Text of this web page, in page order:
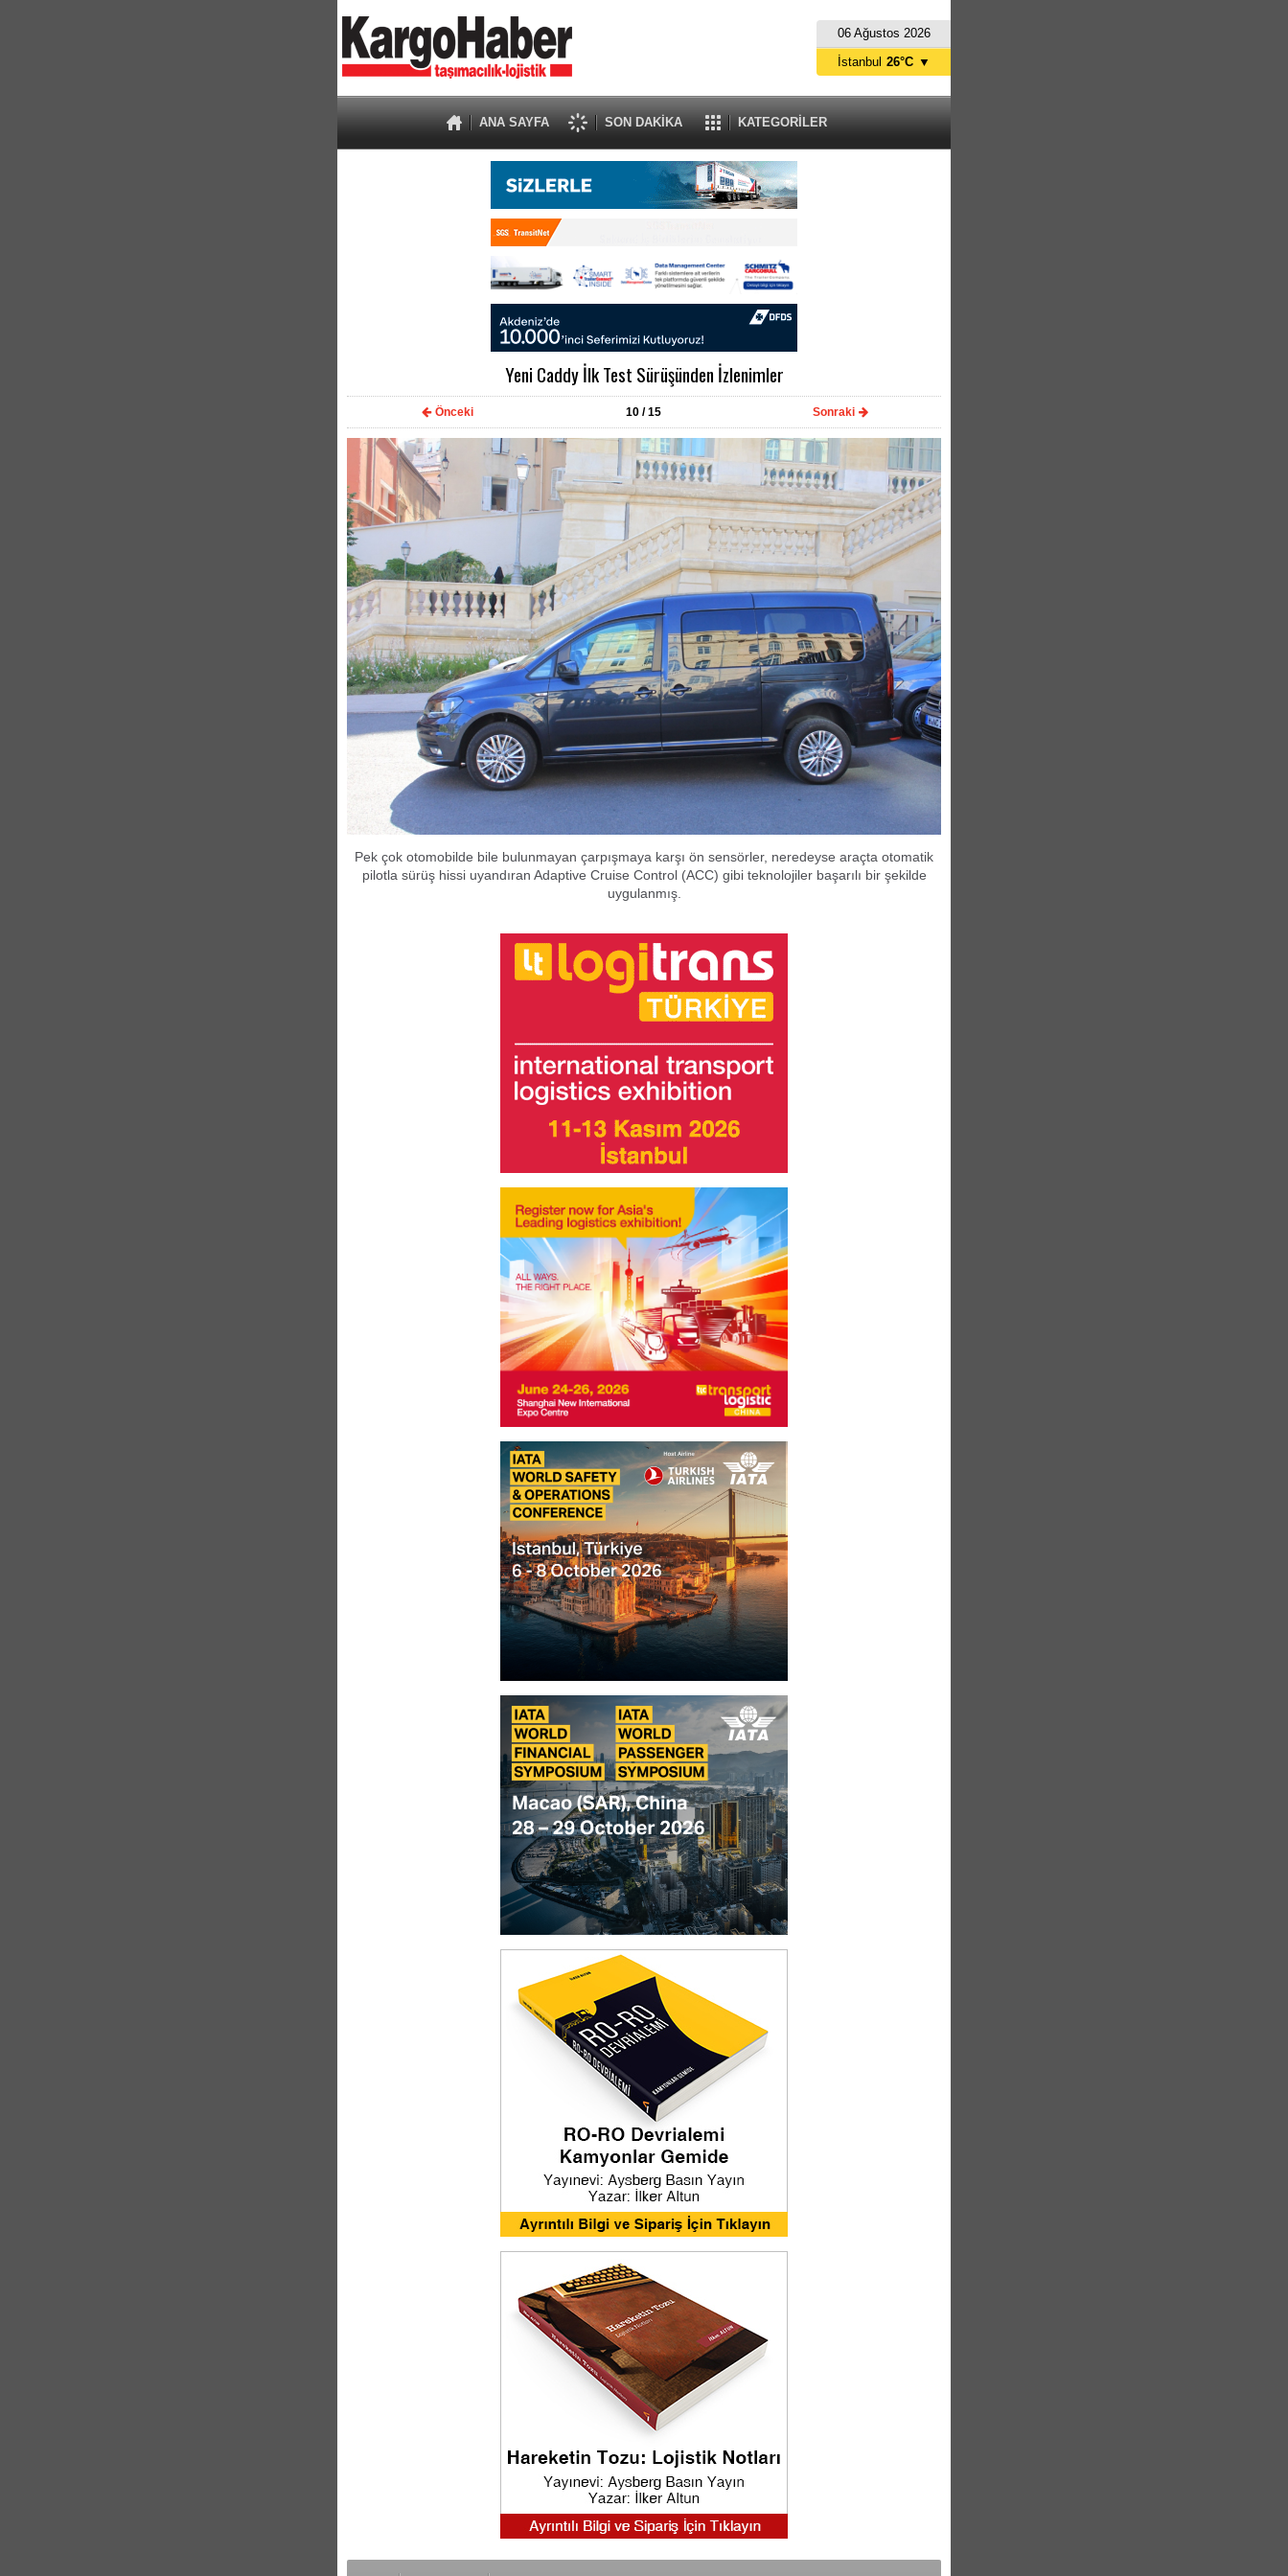
06 Ağustos 2026
ANA SAYFA SON DAKİKA KATEGORİLER
İstanbul 26°C ▼
Yeni Caddy İlk Test Sürüşünden İzlenimler
Önceki 10 / 15 Sonraki
Pek çok otomobilde bile bulunmayan çarpışmaya karşı ön sensörler, neredeyse araçta otomatik
pilotla sürüş hissi uyandıran Adaptive Cruise Control (ACC) gibi teknolojiler başarılı bir şekilde
uygulanmış.